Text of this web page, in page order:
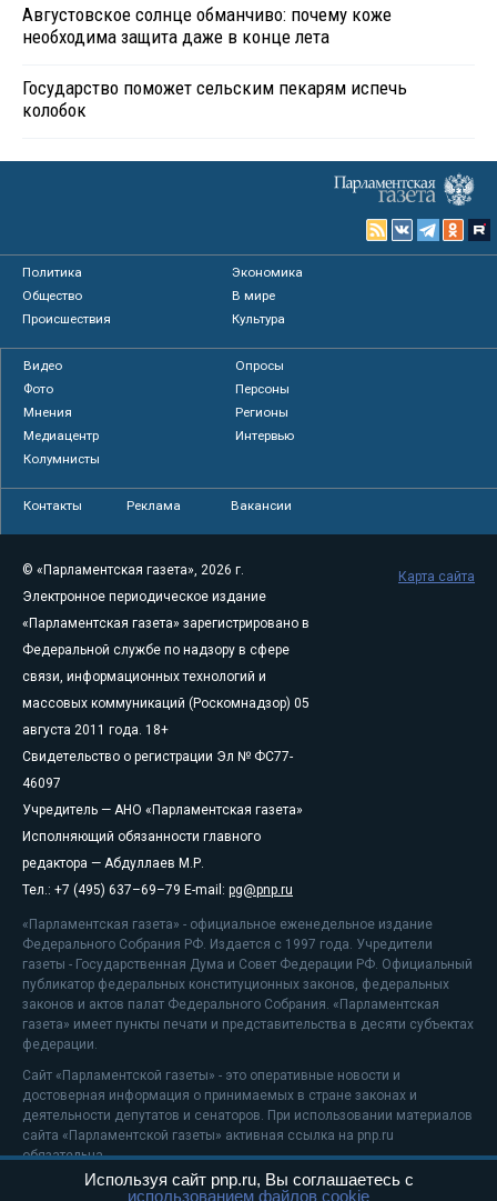
Августовское солнце обманчиво: почему коже
необходима защита даже в конце лета
Государство поможет сельским пекарям испечь
колобок
Политика
Экономика
Общество
В мире
Происшествия
Культура
Видео
Опросы
Фото
Персоны
Мнения
Регионы
Медиацентр
Интервью
Колумнисты
Контакты Реклама Вакансии
© «Парламентская газета», 2026 г.
Электронное периодическое издание
«Парламентская газета» зарегистрировано в
Федеральной службе по надзору в сфере
связи, информационных технологий и
массовых коммуникаций (Роскомнадзор) 05
августа 2011 года. 18+
Свидетельство о регистрации Эл № ФС77-
46097
Учредитель — АНО «Парламентская газета»
Исполняющий обязанности главного
редактора — Абдуллаев М.Р.
Тел.: +7 (495) 637–69–79 E-mail: pg@pnp.ru
«Парламентская газета» - официальное еженедельное издание
Федерального Собрания РФ. Издается с 1997 года. Учредители
газеты - Государственная Дума и Совет Федерации РФ. Официальный
публикатор федеральных конституционных законов, федеральных
законов и актов палат Федерального Собрания. «Парламентская
газета» имеет пункты печати и представительства в десяти субъектах
федерации.
Сайт «Парламентской газеты» - это оперативные новости и
достоверная информация о принимаемых в стране законах и
деятельности депутатов и сенаторов. При использовании материалов
сайта «Парламентской газеты» активная ссылка на pnp.ru
обязательна.
На информационном ресурсе применяютсярекомендательные
Карта сайта
Используя сайт pnp.ru, Вы соглашаетесь с
использованием файлов cookie